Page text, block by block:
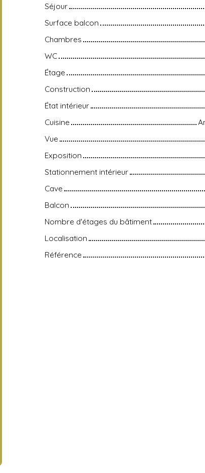
Séjour
Surface balcon
Chambres
WC
Étage
Construction
État intérieur
Cuisine
Vue
Exposition
Stationnement intérieur
Cave
Balcon
Nombre d'étages du bâtiment
Localisation
Référence